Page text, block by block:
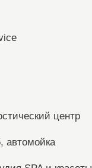
центр
автомойка